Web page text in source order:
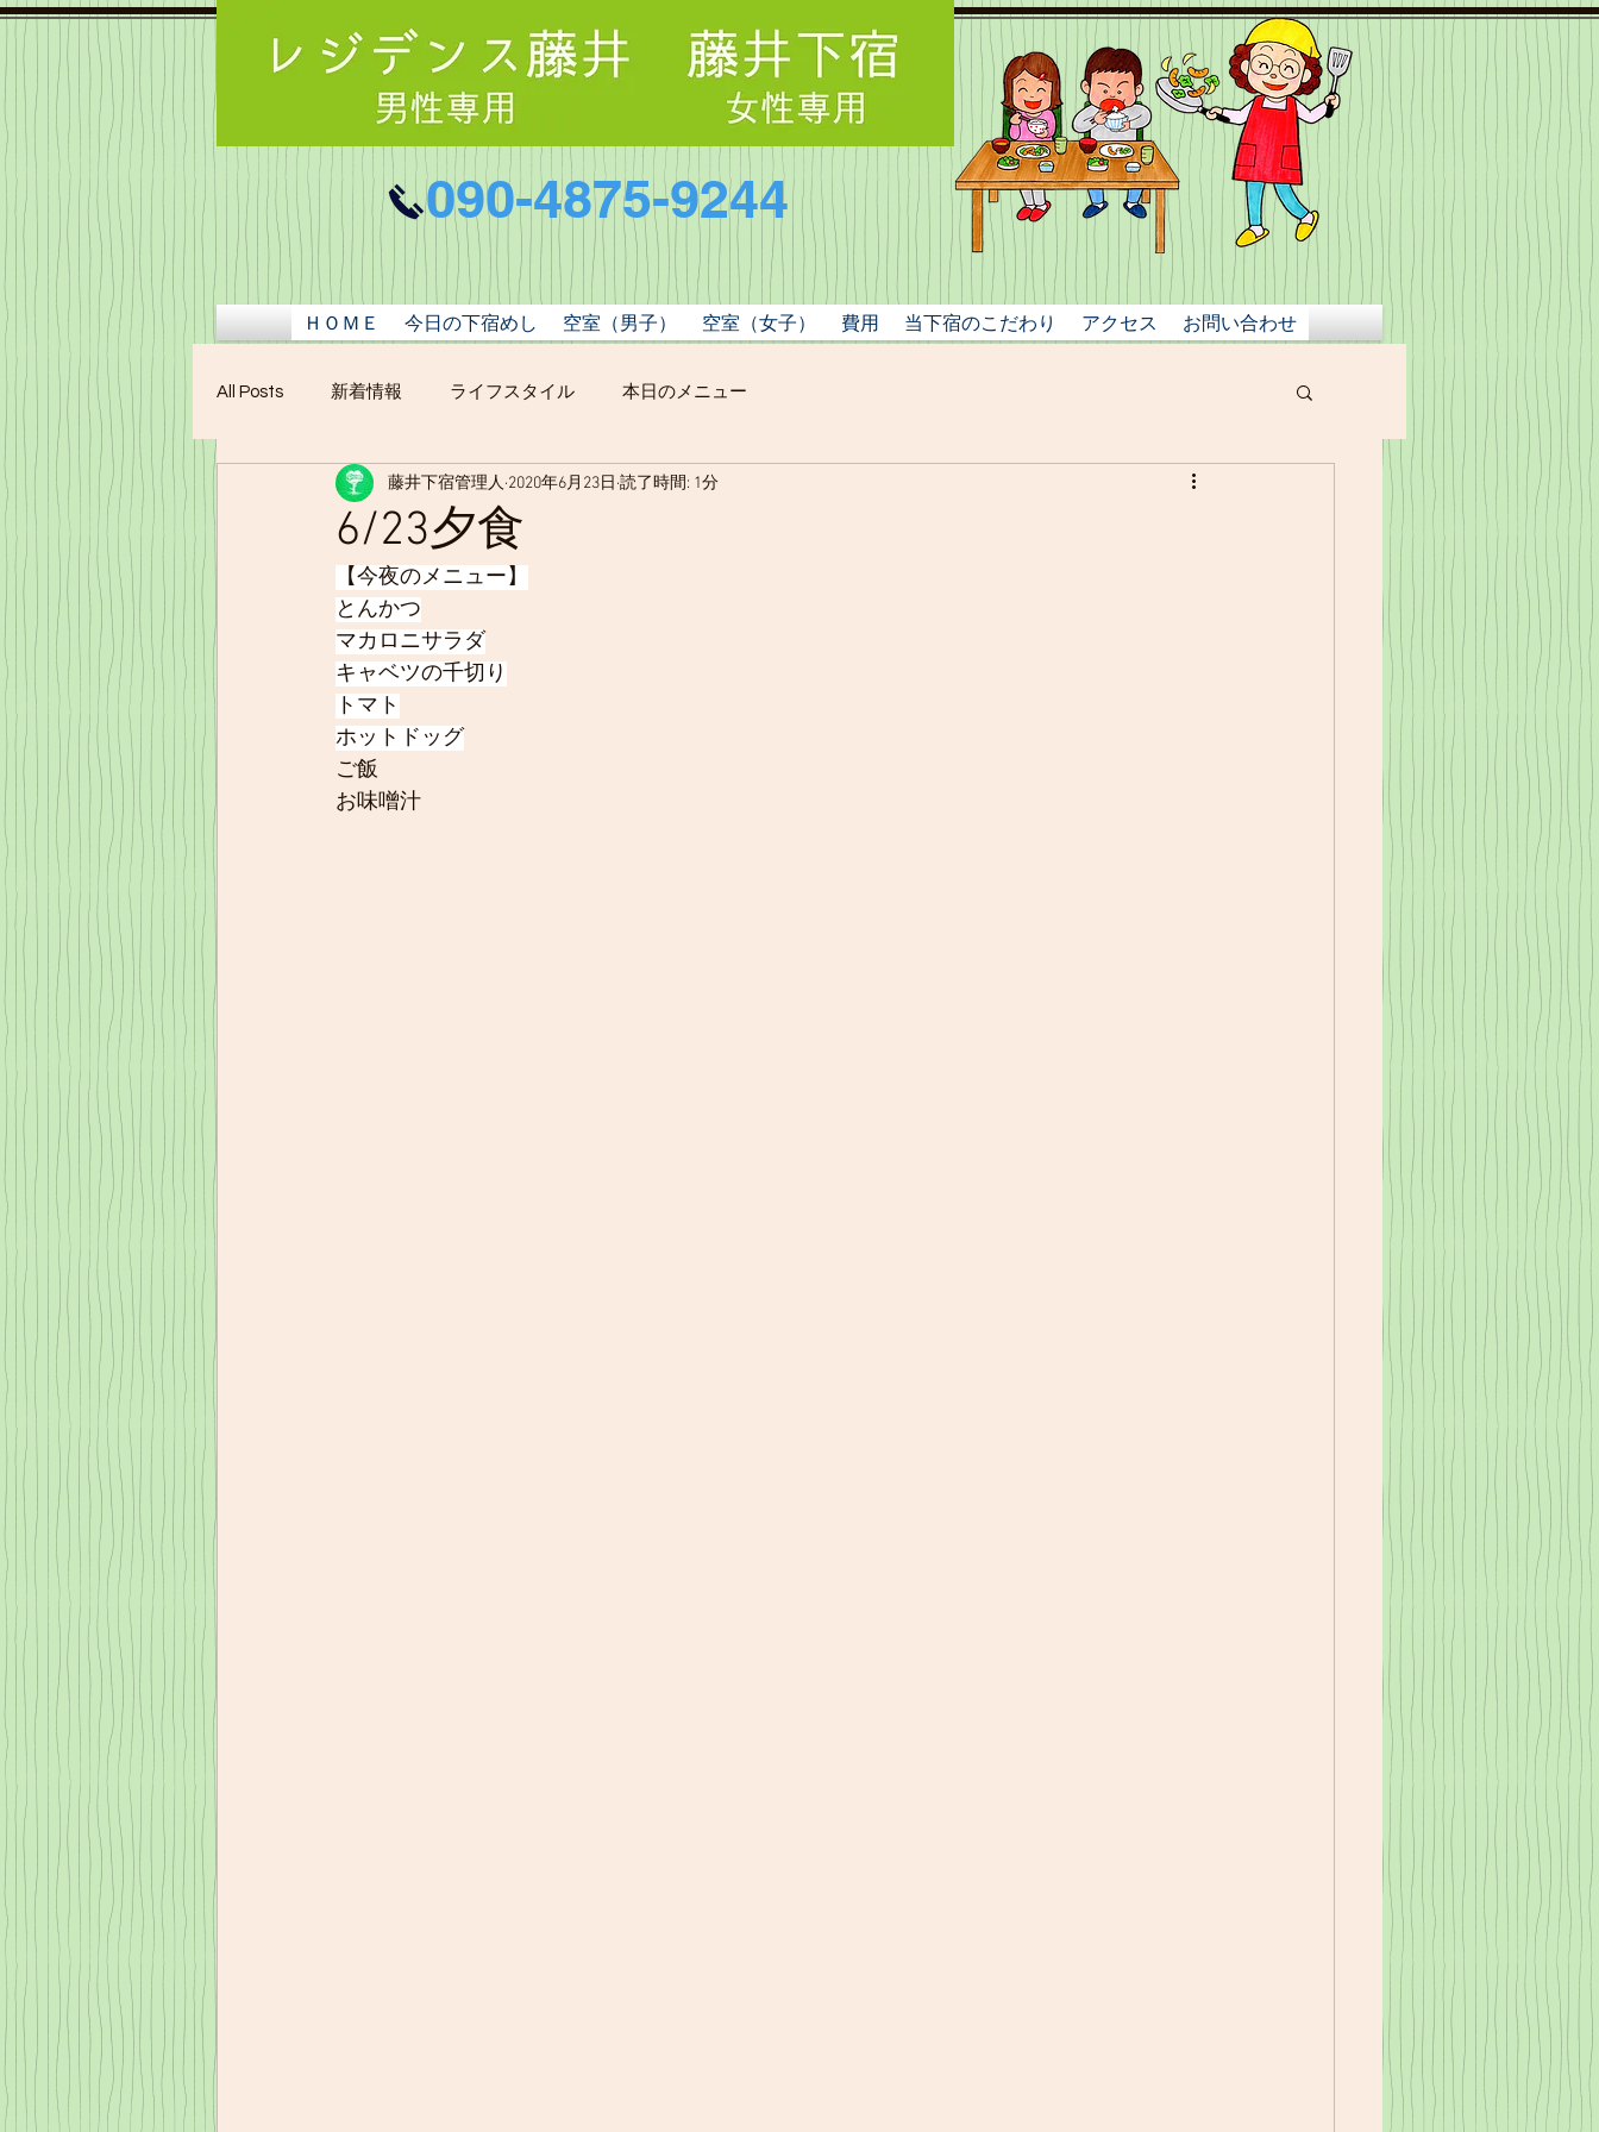
090-4875-9244
ＨＯＭＥ 今日の下宿めし 空室（男子） 空室（女子） 費用 当下宿のこだわり アクセス お問い合わせ
All Posts 新着情報 ライフスタイル 本日のメニュー
6/23夕食
藤井下宿管理人 2020年6月23日 読了時間: 1分
【今夜のメニュー】
とんかつ
マカロニサラダ
キャベツの千切り
トマト
ホットドッグ
ご飯
お味噌汁